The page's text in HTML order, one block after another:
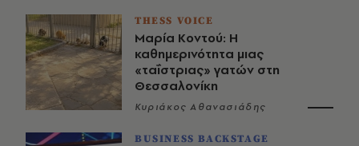
THESS VOICE
Μαρία Κοντού: Η
καθημερινότητα μιας
«ταΐστριας» γατών στη
Θεσσαλονίκη
Κυριάκος Αθανασιάδης
BUSINESS BACKSTAGE